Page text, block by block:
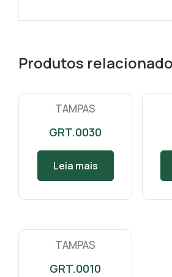
Produtos
TAMPAS
GRT.0030
Leia mais
TAMPAS
GRT.0010